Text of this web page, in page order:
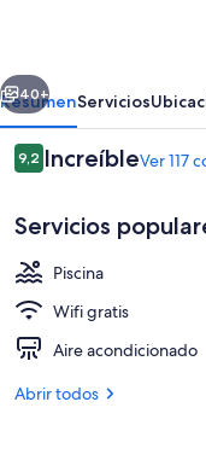
&
Spa
Siguiente
40+
ResumenServicios
Comentarios
9,29,2 de 10
IncreíbleVer 117
Servicios
Piscina
Wifi gratis
Aire acondicionado
Abrir todos